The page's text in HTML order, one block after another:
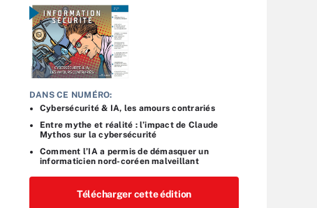
DANS CE NUMÉRO:
Cybersécurité & IA, les amours contrariés
Entre mythe et réalité : l’impact de Claude
Mythos sur la cybersécurité
Comment l’IA a permis de démasquer un
informaticien nord-coréen malveillant
Télécharger cette édition